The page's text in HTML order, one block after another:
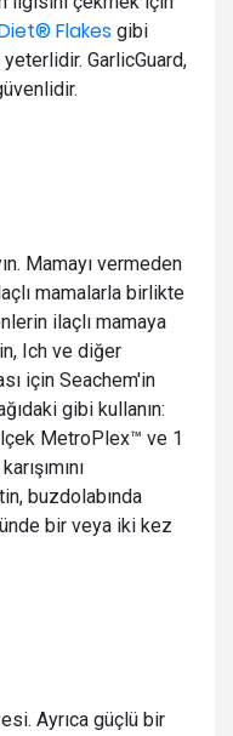
Flakes gibi
yeterlidir. GarlicGuard,
Mamayı vermeden
mamalarla birlikte
ilaçlı mamaya
Ich ve diğer
için Seachem'in
gibi kullanın:
MetroPlex™ ve 1
buzdolabında
bir veya iki kez
Ayrıca güçlü bir